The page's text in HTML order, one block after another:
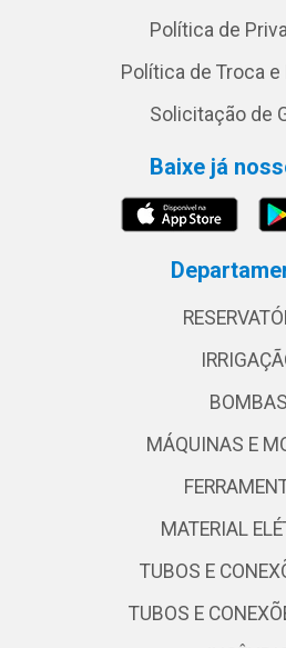
Política de
Política de Troca
Solicitação de
Baixe já
BOMBAS
MÁQUINAS E
MATERIAL
TUBOS E
TUBOS E